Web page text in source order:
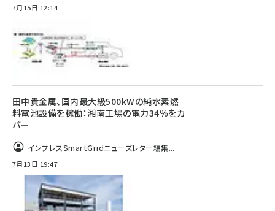
7月15日 12:14
田中貴金属、国内最大級500kWの純水素燃
料電池設備を稼働：湘南工場の電力34％をカ
バー
インプレスSmartGridニューズレター編集...
7月13日 19:47